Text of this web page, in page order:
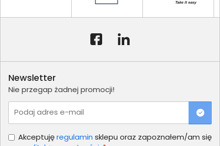
Newsletter
Nie przegap żadnej promocji!
Podaj adres e-mail
Akceptujęregulamin sklepu oraz zapoznałem/am się